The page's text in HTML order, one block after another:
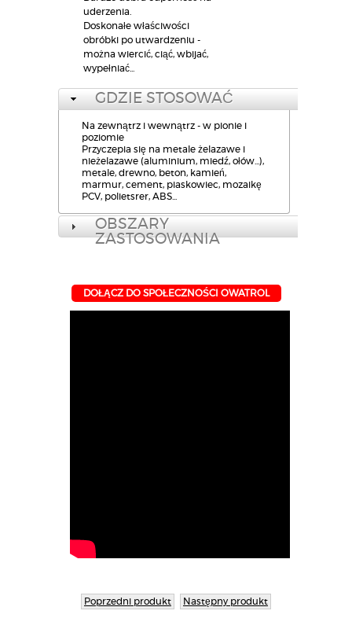
uderzenia.
Doskonałe właściwości
obróbki po utwardzeniu -
można wiercić, ciąć, wbijać,
wypełniać...
GDZIE STOSOWAĆ
Na zewnątrz i wewnątrz - w pionie i
poziomie
Przyczepia się na metale żelazawe i
nieżelazawe (aluminium, miedź, ołów...),
metale, drewno, beton, kamień,
marmur, cement, piaskowiec, mozaikę
PCV, polietsrer, ABS...
OBSZARY
ZASTOSOWANIA
DOŁĄCZ DO SPOŁECZNOŚCI OWATROL
Poprzedni produkt Następny produkt